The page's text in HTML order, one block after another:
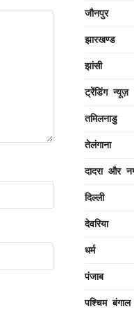
जौनपुर
झारखण्ड
झांसी
ट्रेंडिंग न्यूज़
तमिलनाडु
तेलंगाना
दादरा और
दिल्ली
देवरिया
धर्म
पंजाब
पश्चिम बंगाल